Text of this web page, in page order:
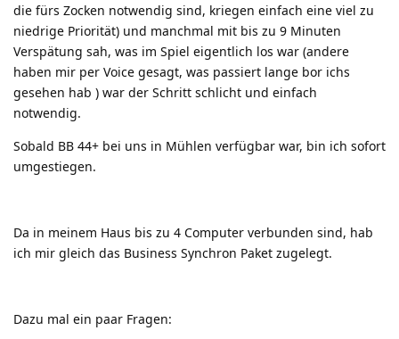
die fürs Zocken notwendig sind, kriegen einfach eine viel zu
niedrige Priorität) und manchmal mit bis zu 9 Minuten
Verspätung sah, was im Spiel eigentlich los war (andere
haben mir per Voice gesagt, was passiert lange bor ichs
gesehen hab ) war der Schritt schlicht und einfach
notwendig.
Sobald BB 44+ bei uns in Mühlen verfügbar war, bin ich sofort
umgestiegen.
Da in meinem Haus bis zu 4 Computer verbunden sind, hab
ich mir gleich das Business Synchron Paket zugelegt.
Dazu mal ein paar Fragen: